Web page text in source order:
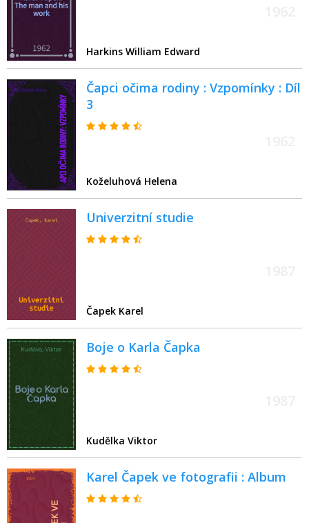
Harkins William Edward
Čapci očima rodiny : Vzpomínky : Díl
3
Koželuhová Helena
Univerzitní studie
Čapek Karel
Boje o Karla Čapka
Kudělka Viktor
Karel Čapek ve fotografii : Album